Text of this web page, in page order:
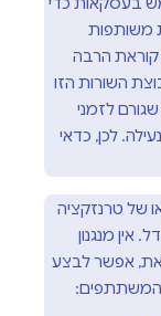
משותפות
קוראת הרבה
השורות הזו
לזמני
לכן, כדאי
של טרנזקציה
אין מנגנון
אפשר לבצע
המשתתפים: